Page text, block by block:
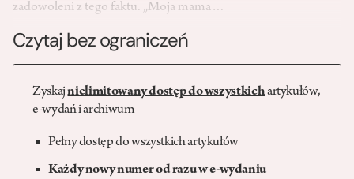
zadowoleni z tego faktu. „Moja mama…
Czytaj bez ograniczeń
Zyskajnielimitowany dostęp do wszystkichartykułów,
e-wydań i archiwum
Pełny dostęp do wszystkich artykułów
Każdy nowy numer od razu w e-wydaniu